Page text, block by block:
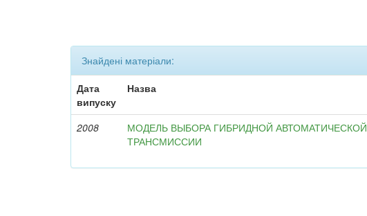
Знайдені матеріали:
Дата
випуску
Назва
2008
МОДЕЛЬ ВЫБОРА ГИБРИДНОЙ АВТОМАТИЧЕСКОЙ
ТРАНСМИССИИ